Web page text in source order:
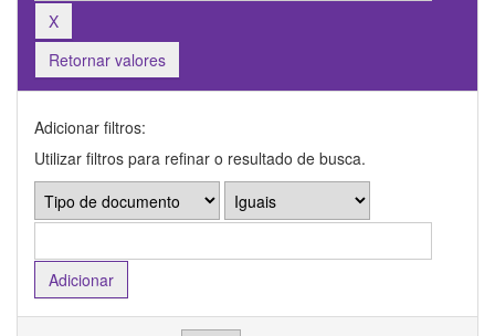
Retornar valores
Adicionar filtros:
Utilizar filtros para refinar o resultado de busca.